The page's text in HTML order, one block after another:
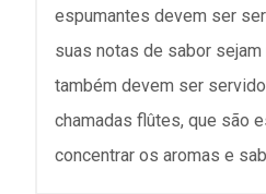
espumantes devem ser
suas notas de sabor sejam
também devem ser
chamadas flûtes, que são
concentrar os aromas e